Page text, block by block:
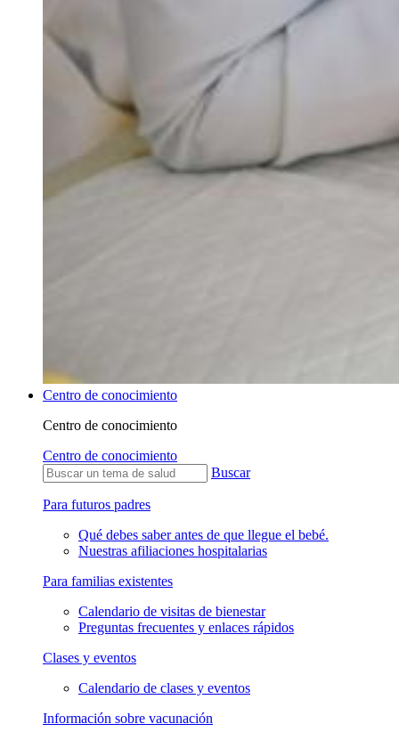
Centro de conocimiento
Centro de conocimiento
Centro de conocimiento
Buscar
Para futuros padres
Qué debes saber antes de que llegue el bebé.
Nuestras afiliaciones hospitalarias
Para familias existentes
Calendario de visitas de bienestar
Preguntas frecuentes y enlaces rápidos
Clases y eventos
Calendario de clases y eventos
Información sobre vacunación